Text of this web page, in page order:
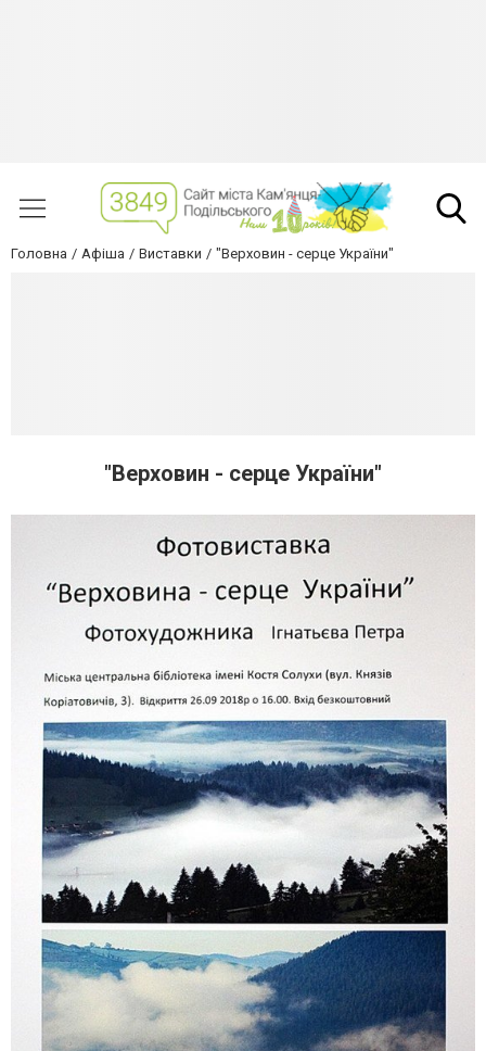
Головна Афіша Виставки "Верховин - серце України"
"Верховин - серце України"